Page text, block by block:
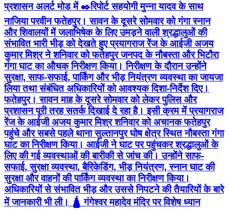
प्रशासन अलर्ट मोड में ✒️रिपोर्ट सहयोगी मुन्ना यादव के साथ
नाजिया परवीन फतेहपुर। सावन के दूसरे सोमवार को गंगा स्नान
और शिवालयों में जलाभिषेक के लिए उमड़ने वाली श्रद्धालुओं की
संभावित भारी भीड़ को देखते हुए प्रयागराज रेंज के आईजी अजय
कुमार मिश्र ने शनिवार को फतेहपुर जनपद के नौबस्ता और भिटौरा
गंगा घाट का औचक निरीक्षण किया। निरीक्षण के दौरान उन्होंने
सुरक्षा, साफ-सफाई, पार्किंग और भीड़ नियंत्रण व्यवस्था का जायजा
लिया तथा संबंधित अधिकारियों को आवश्यक दिशा-निर्देश दिए।
फतेहपुर। सावन माह के दूसरे सोमवार को लेकर पुलिस और
प्रशासन पूरी तरह सतर्क दिखाई दे रहा है। इसी क्रम में प्रयागराज
रेंज के आईजी अजय कुमार मिश्र शनिवार को अचानक फतेहपुर
पहुंचे और सबसे पहले थाना सुल्तानपुर घोष क्षेत्र स्थित नौबस्ता गंगा
घाट का निरीक्षण किया। आईजी ने घाट पर पहुंचकर श्रद्धालुओं के
लिए की गई व्यवस्थाओं की बारीकी से जांच की। उन्होंने साफ-
सफाई, सुरक्षा व्यवस्था, बैरिकेडिंग, भीड़ नियंत्रण, स्नान घाट की
सुरक्षा और वाहनों की पार्किंग व्यवस्था का निरीक्षण किया।
अधिकारियों से संभावित भीड़ और उससे निपटने की तैयारियों के बारे
में जानकारी भी ली। 🛕 गंगेश्वर महादेव मंदिर पर विशेष ध्यान